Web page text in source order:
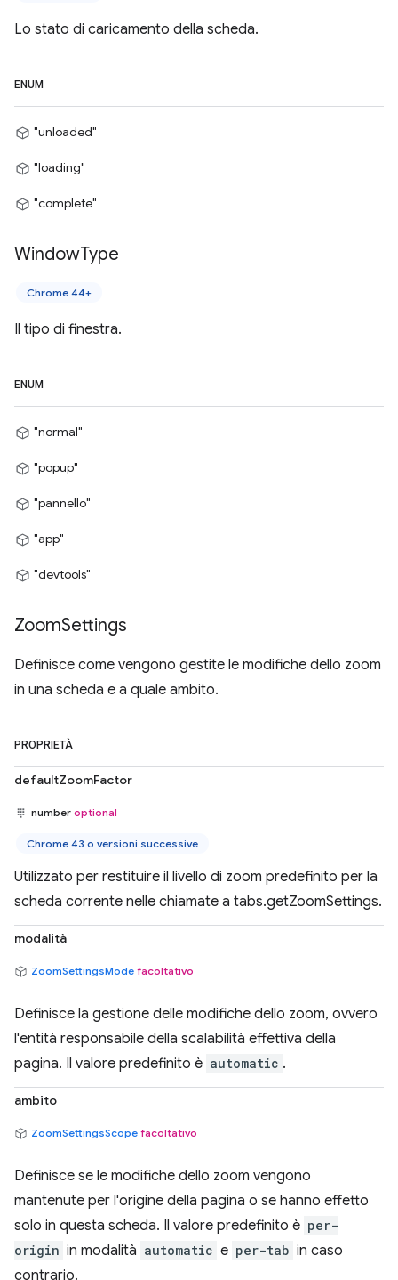
Lo stato di caricamento della scheda.
ENUM
"unloaded"
"loading"
"complete"
WindowType
Chrome 44+
Il tipo di finestra.
ENUM
"normal"
"popup"
"pannello"
"app"
"devtools"
ZoomSettings
Definisce come vengono gestite le modifiche dello zoom
in una scheda e a quale ambito.
PROPRIETÀ
defaultZoomFactor
number optional
Chrome 43 o versioni successive
Utilizzato per restituire il livello di zoom predefinito per la
scheda corrente nelle chiamate a tabs.getZoomSettings.
modalità
ZoomSettingsMode facoltativo
Definisce la gestione delle modifiche dello zoom, ovvero
l'entità responsabile della scalabilità effettiva della
pagina. Il valore predefinito è automatic .
ambito
ZoomSettingsScope facoltativo
Definisce se le modifiche dello zoom vengono
mantenute per l'origine della pagina o se hanno effetto
solo in questa scheda. Il valore predefinito è per-
origin in modalità automatic e per-tab in caso
contrario.